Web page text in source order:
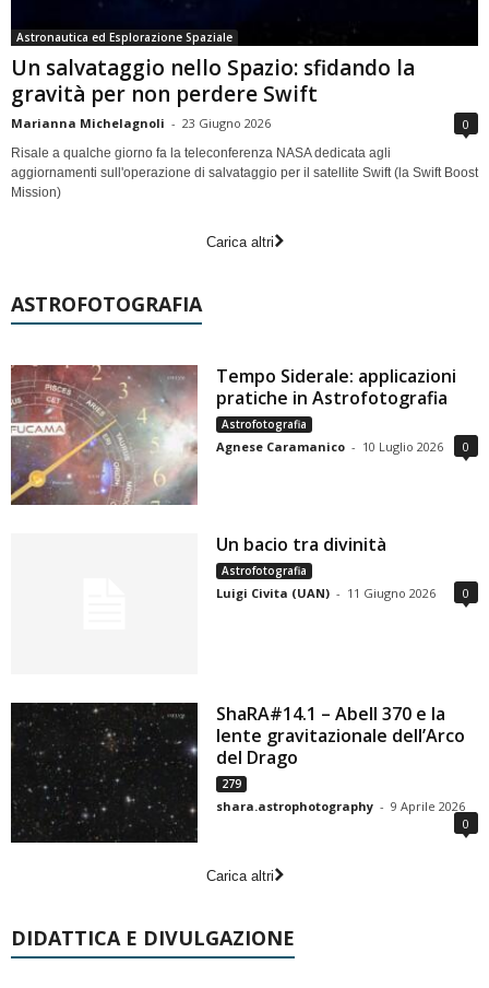
Astronautica ed Esplorazione Spaziale
Un salvataggio nello Spazio: sfidando la
gravità per non perdere Swift
Marianna Michelagnoli - 23 Giugno 2026 0
Risale a qualche giorno fa la teleconferenza NASA dedicata agli
aggiornamenti sull'operazione di salvataggio per il satellite Swift (la Swift Boost
Mission)
Carica altri
ASTROFOTOGRAFIA
Tempo Siderale: applicazioni
pratiche in Astrofotografia
Astrofotografia
Agnese Caramanico - 10 Luglio 2026 0
Un bacio tra divinità
Astrofotografia
Luigi Civita (UAN) - 11 Giugno 2026 0
ShaRA#14.1 – Abell 370 e la
lente gravitazionale dell’Arco
del Drago
279
shara.astrophotography - 9 Aprile 2026
0
Carica altri
DIDATTICA E DIVULGAZIONE